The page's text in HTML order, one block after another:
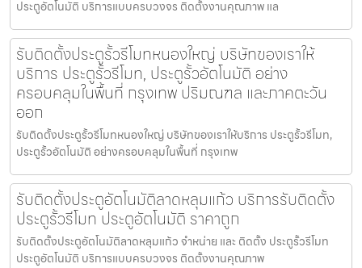
ประตูอัตโนมัติ บริการแบบครบวงจร ติดตั้งงานคุณภาพ แล
รับติดตั้งประตูรั้วรีโมทหนองใหญ่ บริษัทของเราให้
บริการ ประตูรั้วรีโมท, ประตูรั้วอัตโนมัติ อย่าง
ครอบคลุมในพื้นที่ กรุงเทพ ปริมณฑล และภาคตะวัน
ออก
รับติดตั้งประตูรั้วรีโมทหนองใหญ่ บริษัทของเราให้บริการ ประตูรั้วรีโมท,
ประตูรั้วอัตโนมัติ อย่างครอบคลุมในพื้นที่ กรุงเทพ
รับติดตั้งประตูอัตโนมัติลาดหลุมแก้ว บริการรับติดตั้ง
ประตูรั้วรีโมท ประตูอัตโนมัติ ราคาถูก
รับติดตั้งประตูอัตโนมัติลาดหลุมแก้ว จำหน่าย และ ติดตั้ง ประตูรั้วรีโมท
ประตูอัตโนมัติ บริการแบบครบวงจร ติดตั้งงานคุณภาพ